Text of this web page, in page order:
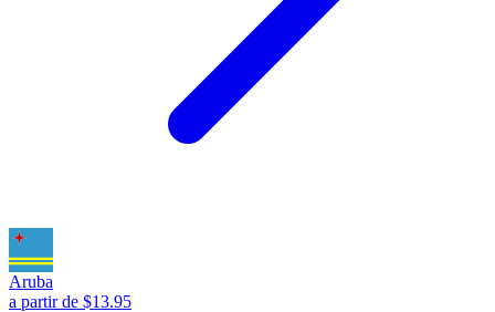
Aruba
a partir de $13.95